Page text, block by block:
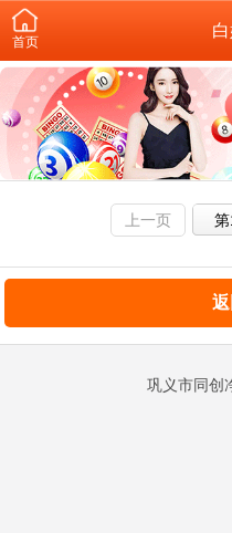
首页
上一页
巩义市同创